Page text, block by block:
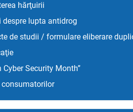
hărţuirii
despre lupta antidrog
de studii / formulare eliberare
Security Month”